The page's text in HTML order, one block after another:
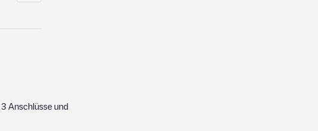
3 Anschlüsse und